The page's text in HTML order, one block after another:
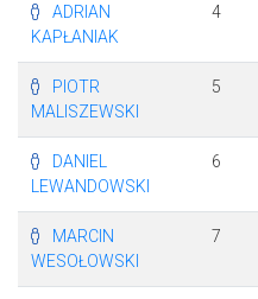
ADRIAN
KAPŁANIAK
4
PIOTR
MALISZEWSKI
5
DANIEL
LEWANDOWSKI
6
MARCIN
WESOŁOWSKI
7